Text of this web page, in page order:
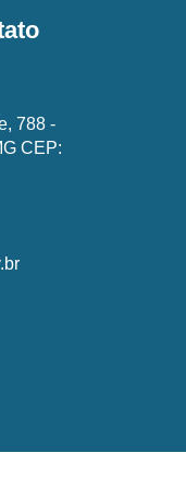
788 -
CEP: